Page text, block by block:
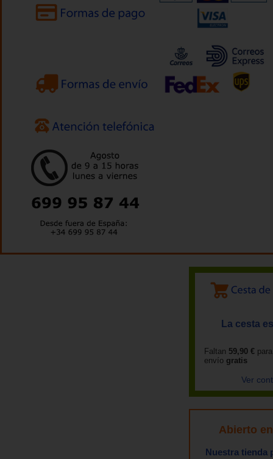
La cesta
Faltan 59,90 €
envío gratis
Ver
Abierto
Nuestra tienda